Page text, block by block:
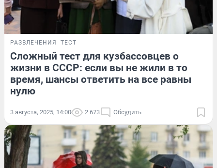
РАЗВЛЕЧЕНИЯ ТЕСТ
Сложный тест для кузбассовцев о
жизни в СССР: если вы не жили в то
время, шансы ответить на все равны
нулю
3 августа, 2025, 14:00 2 673 Обсудить